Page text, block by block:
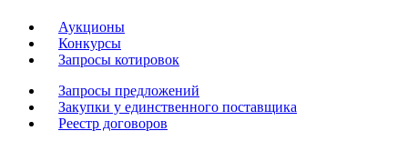
Аукционы
Конкурсы
Запросы котировок
Запросы предложений
Закупки у единственного поставщика
Реестр договоров